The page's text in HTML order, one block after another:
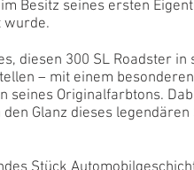
Besitz seines ersten
wurde.
diesen 300 SL Roadster
– mit einem
seines Originalfarbtons.
den Glanz dieses